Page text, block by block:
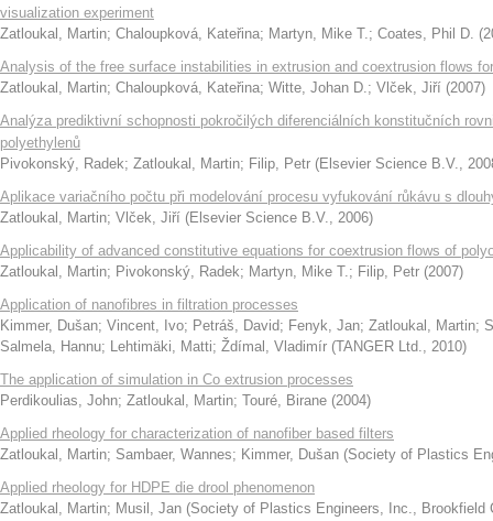
visualization experiment
Zatloukal, Martin; Chaloupková, Kateřina; Martyn, Mike T.; Coates, Phil D. (
Analysis of the free surface instabilities in extrusion and coextrusion flows
Zatloukal, Martin; Chaloupková, Kateřina; Witte, Johan D.; Vlček, Jiří (2007)
Analýza prediktivní schopnosti pokročilých diferenciálních konstitučních
polyethylenů
Pivokonský, Radek; Zatloukal, Martin; Filip, Petr (Elsevier Science B.V.,
Aplikace variačního počtu při modelování procesu vyfukování růkávu s
Zatloukal, Martin; Vlček, Jiří (Elsevier Science B.V., 2006)
Applicability of advanced constitutive equations for coextrusion flows of
Zatloukal, Martin; Pivokonský, Radek; Martyn, Mike T.; Filip, Petr (2007)
Application of nanofibres in filtration processes
Kimmer, Dušan; Vincent, Ivo; Petráš, David; Fenyk, Jan; Zatloukal, Martin;
Salmela, Hannu; Lehtimäki, Matti; Ždímal, Vladimír (TANGER Ltd., 2010)
The application of simulation in Co extrusion processes
Perdikoulias, John; Zatloukal, Martin; Touré, Birane (2004)
Applied rheology for characterization of nanofiber based filters
Zatloukal, Martin; Sambaer, Wannes; Kimmer, Dušan (Society of Plastics
Applied rheology for HDPE die drool phenomenon
Zatloukal, Martin; Musil, Jan (Society of Plastics Engineers, Inc., Brookfield